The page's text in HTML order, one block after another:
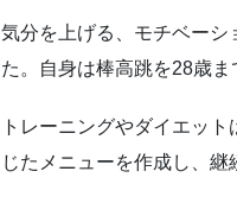
気分を上げる、モチベー
た。自身は棒高跳を28歳
トレーニングやダイエッ
じたメニューを作成し、継